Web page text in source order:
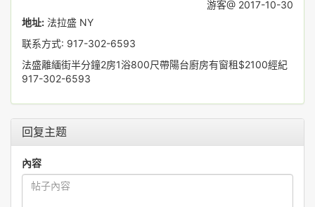
游客@ 2017-10-30
地址: 法拉盛 NY
联系方式: 917-302-6593
法盛離緬街半分鐘2房1浴800尺帶陽台廚房有窗租$2100經紀
917-302-6593
回复主题
內容